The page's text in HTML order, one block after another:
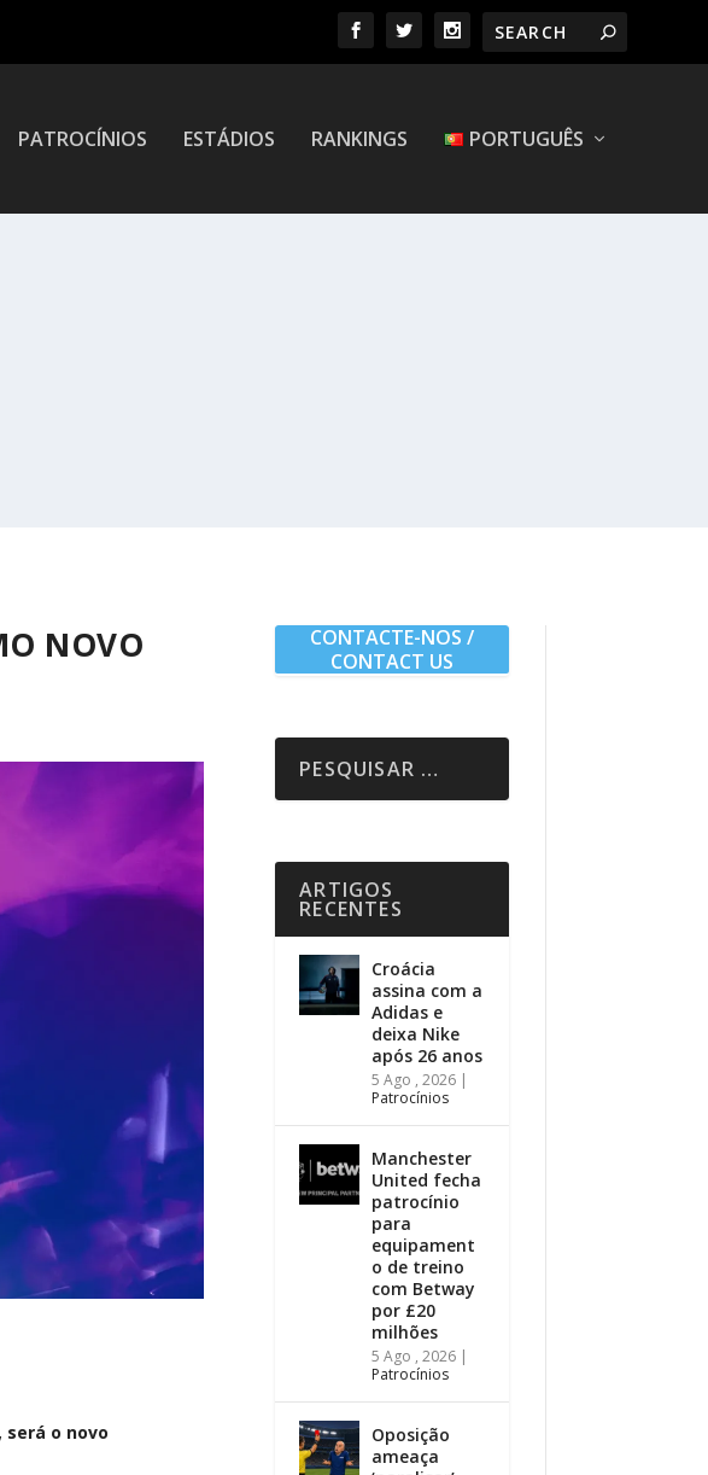
PATROCÍNIOS ESTÁDIOS RANKINGS PORTUGUÊS
NOVO
o novo
CONTACTE-NOS /
CONTACT US
ARTIGOS
RECENTES
Croácia
assina com a
Adidas e
deixa Nike
após 26 anos
5 Ago , 2026 |
Patrocínios
Manchester
United fecha
patrocínio
para
equipament
o de treino
com Betway
por £20
milhões
5 Ago , 2026 |
Patrocínios
Oposição
ameaça